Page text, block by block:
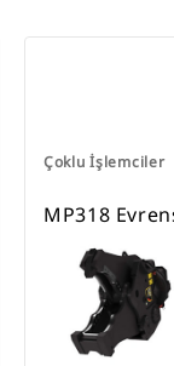
Çoklu İşlemciler
MP318